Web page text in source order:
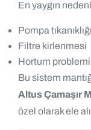
En yaygın
Pompa tıkanıklığı
Filtre kirlenmesi
Hortum problemi
Bu sistem
Altus Çamaşır
özel olarak ele